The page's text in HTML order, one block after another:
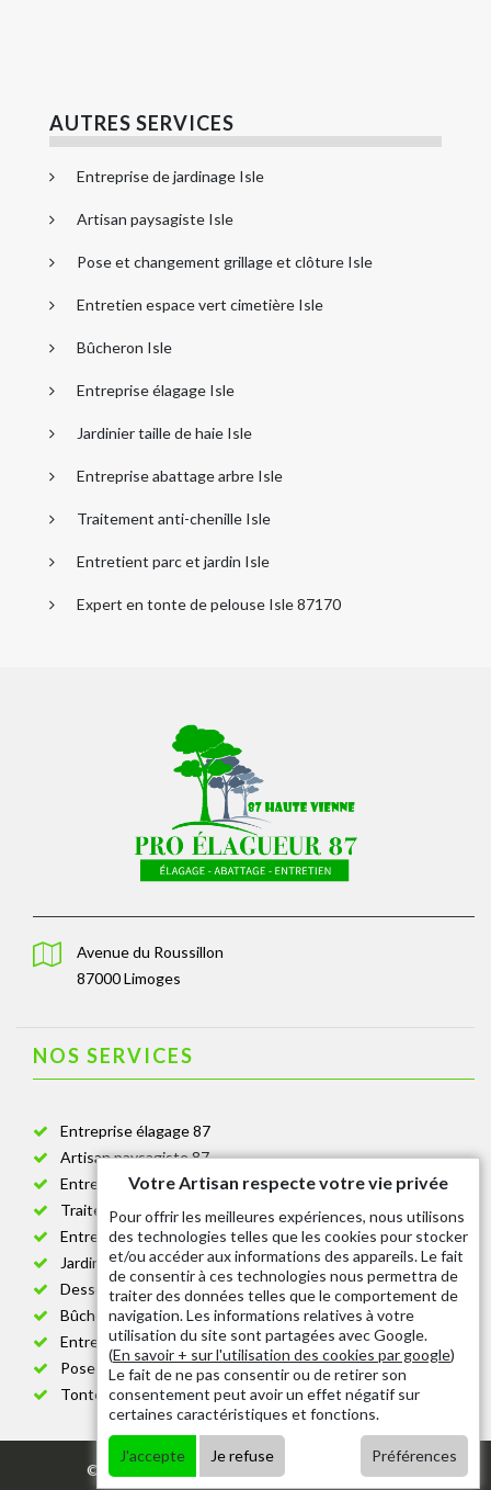
AUTRES SERVICES
Entreprise de jardinage Isle
Artisan paysagiste Isle
Pose et changement grillage et clôture Isle
Entretien espace vert cimetière Isle
Bûcheron Isle
Entreprise élagage Isle
Jardinier taille de haie Isle
Entreprise abattage arbre Isle
Traitement anti-chenille Isle
Entretient parc et jardin Isle
Expert en tonte de pelouse Isle 87170
Avenue du Roussillon
87000 Limoges
NOS SERVICES
Entreprise élagage 87
Artisan paysagiste 87
Entreprise de jardinage 87
Traitement anti-chenille 87
Entreprise abattage arbre 87
Jardinier taille de haie 87
Dessouchage arbre et haie 87
Bûcheron 87
Entretien espace vert cimetière 87
Pose et changement grillage et clôture 87
Tonte de pelouse 87
© 2020 - Tout droit réservé | Mentions légales
Votre Artisan respecte votre vie privée
Pour offrir les meilleures expériences, nous utilisons
des technologies telles que les cookies pour stocker
et/ou accéder aux informations des appareils. Le fait
de consentir à ces technologies nous permettra de
traiter des données telles que le comportement de
navigation. Les informations relatives à votre
utilisation du site sont partagées avec Google.
(En savoir + sur l'utilisation des cookies par google)
Le fait de ne pas consentir ou de retirer son
consentement peut avoir un effet négatif sur
certaines caractéristiques et fonctions.
J'accepte Je refuse Préférences